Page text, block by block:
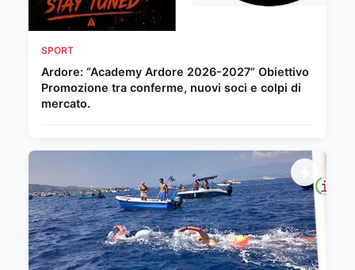
SPORT
Ardore: “Academy Ardore 2026-2027” Obiettivo
Promozione tra conferme, nuovi soci e colpi di
mercato.